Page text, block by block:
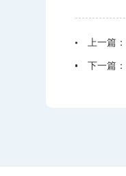
上一篇：
下一篇：